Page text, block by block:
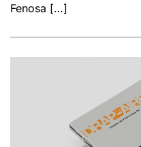
Fenosa […]